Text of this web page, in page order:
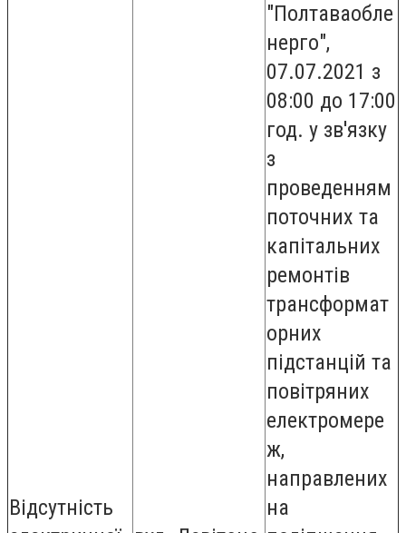
Відсутність
"Полтаваобле
нерго",
07.07.2021 з
08:00 до 17:00
год. у зв'язку
з
проведенням
поточних та
капітальних
ремонтів
трансформат
орних
підстанцій та
повітряних
електромере
ж,
направлених
на